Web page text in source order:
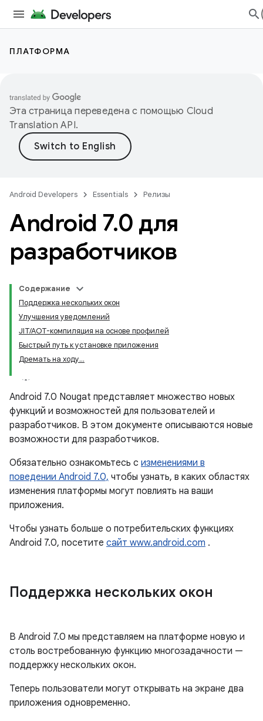
ПЛАТФОРМА
Эта страница переведена с помощью Cloud
Translation API.
Android Developers Essentials Релизы
Android 7.0 для
разработчиков
Содержание
Поддержка нескольких окон
Улучшения уведомлений
JIT/AOT-компиляция на основе профилей
Быстрый путь к установке приложения
Дремать на ходу...
Android 7.0 Nougat представляет множество новых
функций и возможностей для пользователей и
разработчиков. В этом документе описываются новые
возможности для разработчиков.
Обязательно ознакомьтесь с изменениями в
поведении Android 7.0, чтобы узнать, в каких областях
изменения платформы могут повлиять на ваши
приложения.
Чтобы узнать больше о потребительских функциях
Android 7.0, посетите сайт www.android.com .
Поддержка нескольких окон
В Android 7.0 мы представляем на платформе новую и
столь востребованную функцию многозадачности —
поддержку нескольких окон.
Теперь пользователи могут открывать на экране два
приложения одновременно.